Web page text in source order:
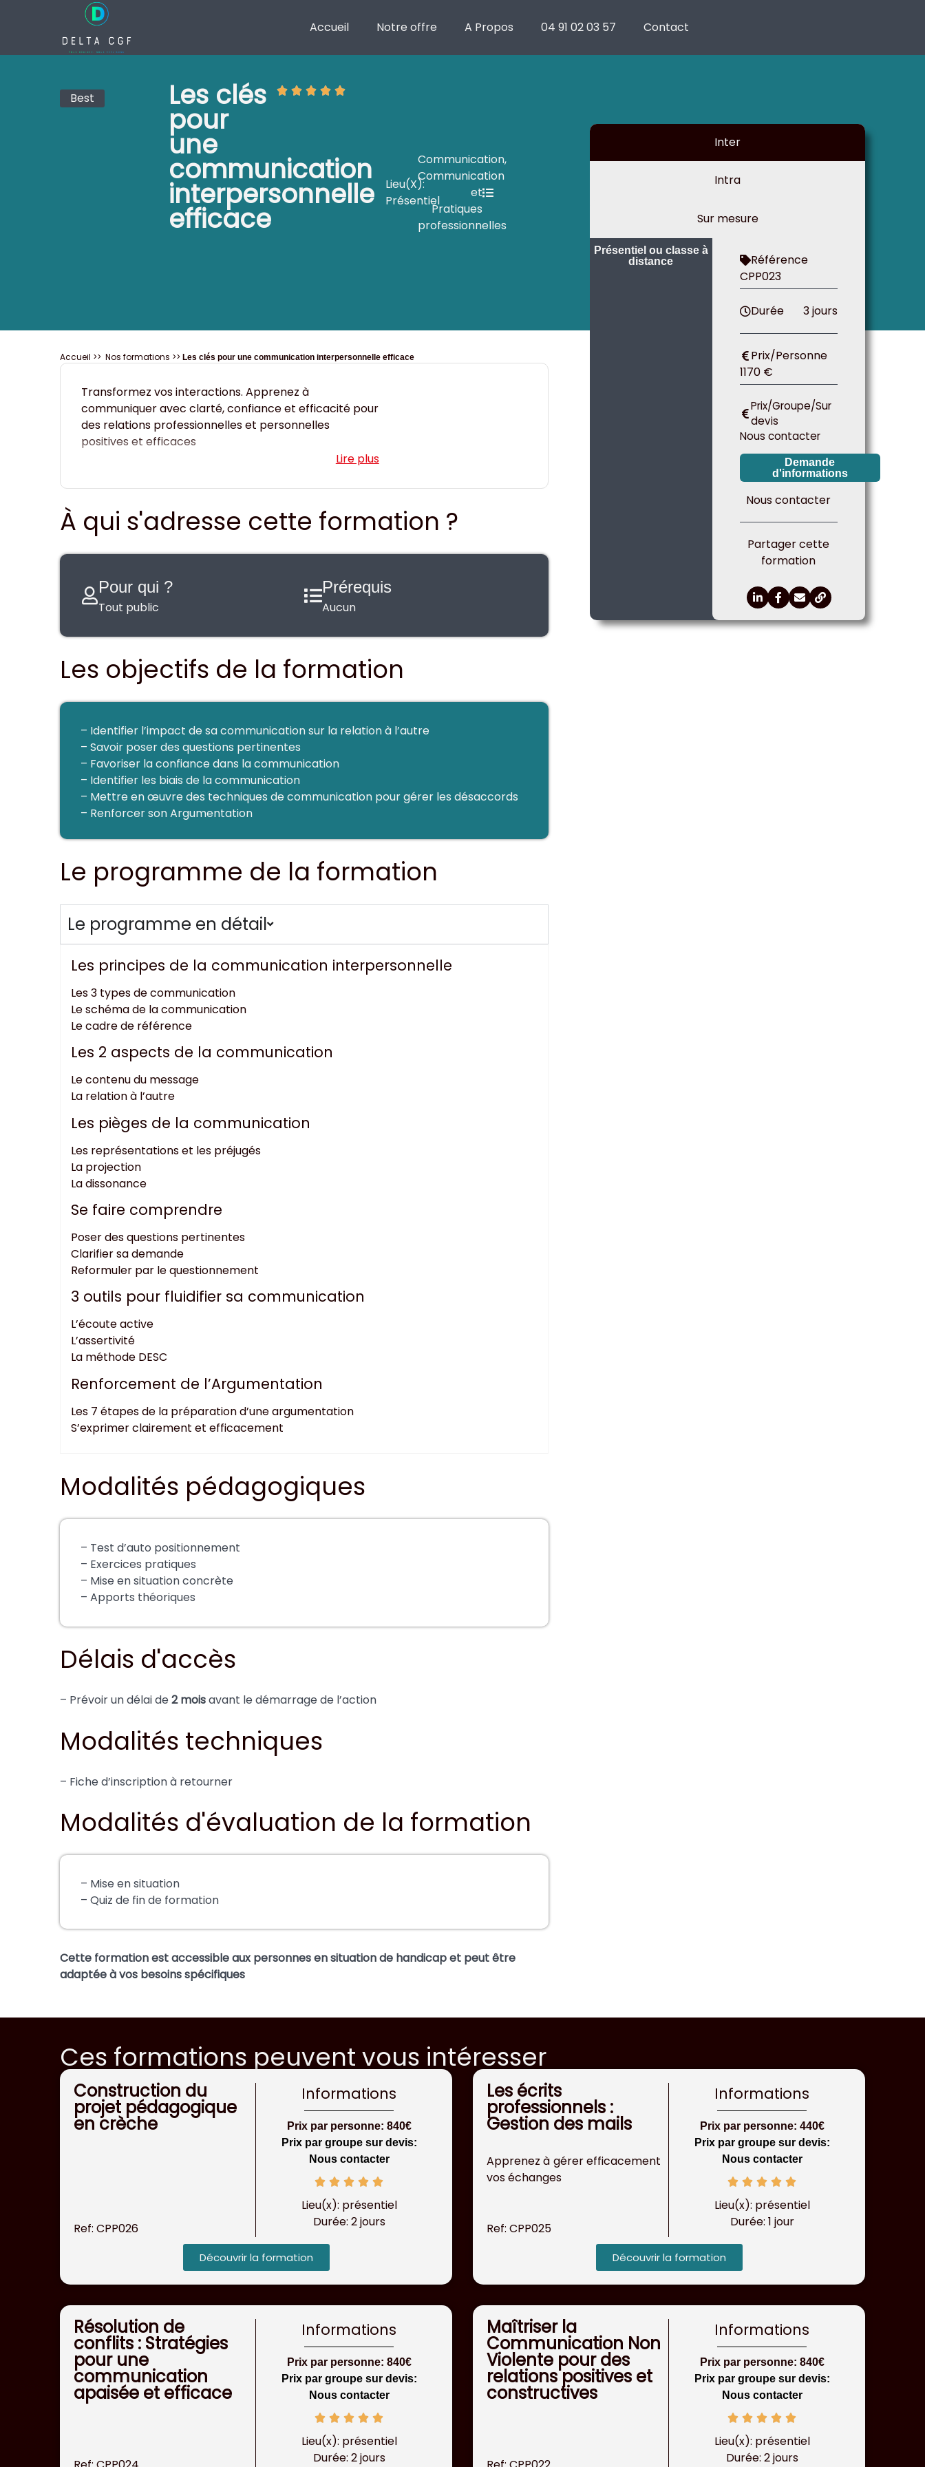
Accueil Notre offre A Propos 04 91 02 03 57 Contact
Les clés pour une communication interpersonnelle efficace
Public Objectifs
Best Les clés
pour
une
communication
interpersonnelle
efficace
Lieu(x):
Présentiel
Communication,
Communication
et
Pratiques
professionnelles
Inter
Intra
Sur mesure
Présentiel ou classe à
distance
Référence
CPP023
Durée 3 jours
Prix/Personne
1170 €
Prix/Groupe/Sur
devis
Nous contacter
Demande
d'informations
Nous contacter
Partager cette
formation
Accueil >> Nos formations >> Les clés pour une communication interpersonnelle efficace
Transformez vos interactions. Apprenez à
communiquer avec clarté, confiance et efficacité pour
des relations professionnelles et personnelles
positives et efficaces
À qui s'adresse cette formation ?
Pour qui ?
Tout public
Prérequis
Aucun
Les objectifs de la formation
– Identifier l’impact de sa communication sur la relation à l’autre
– Savoir poser des questions pertinentes
– Favoriser la confiance dans la communication
– Identifier les biais de la communication
– Mettre en œuvre des techniques de communication pour gérer les désaccords
– Renforcer son Argumentation
Le programme de la formation
Le programme en détail
Les principes de la communication interpersonnelle
Les 3 types de communication
Le schéma de la communication
Le cadre de référence
Les 2 aspects de la communication
Le contenu du message
La relation à l’autre
Les pièges de la communication
Les représentations et les préjugés
La projection
La dissonance
Se faire comprendre
Poser des questions pertinentes
Clarifier sa demande
Reformuler par le questionnement
3 outils pour fluidifier sa communication
L’écoute active
L’assertivité
La méthode DESC
Renforcement de l’Argumentation
Les 7 étapes de la préparation d’une argumentation
S’exprimer clairement et efficacement
Modalités pédagogiques
– Test d’auto positionnement
– Exercices pratiques
– Mise en situation concrète
– Apports théoriques
Délais d'accès
– Prévoir un délai de2 moisavant le démarrage de l’action
Modalités techniques
– Fiche d’inscription à retourner
Modalités d'évaluation de la formation
– Mise en situation
– Quiz de fin de formation
Cette formation est accessible aux personnes en situation de handicap et peut être
adaptée à vos besoins spécifiques
Ces formations peuvent vous intéresser
Construction du
projet pédagogique
en crèche
Ref: CPP026
Informations
Prix par personne: 840€
Prix par groupe sur devis:
Nous contacter
Lieu(x): présentiel
Durée: 2 jours
Découvrir la formation
Les écrits
professionnels :
Gestion des mails
Apprenez à gérer efficacement
vos échanges
Ref: CPP025
Informations
Prix par personne: 440€
Prix par groupe sur devis:
Nous contacter
Lieu(x): présentiel
Durée: 1 jour
Découvrir la formation
Résolution de
conflits : Stratégies
pour une
communication
apaisée et efficace
Informations
Prix par personne: 840€
Prix par groupe sur devis:
Nous contacter
Lieu(x): présentiel
Durée: 2 jours
Maîtriser la
Communication Non
Violente pour des
relations positives et
constructives
Informations
Prix par personne: 840€
Prix par groupe sur devis:
Nous contacter
Lieu(x): présentiel
Durée: 2 jours